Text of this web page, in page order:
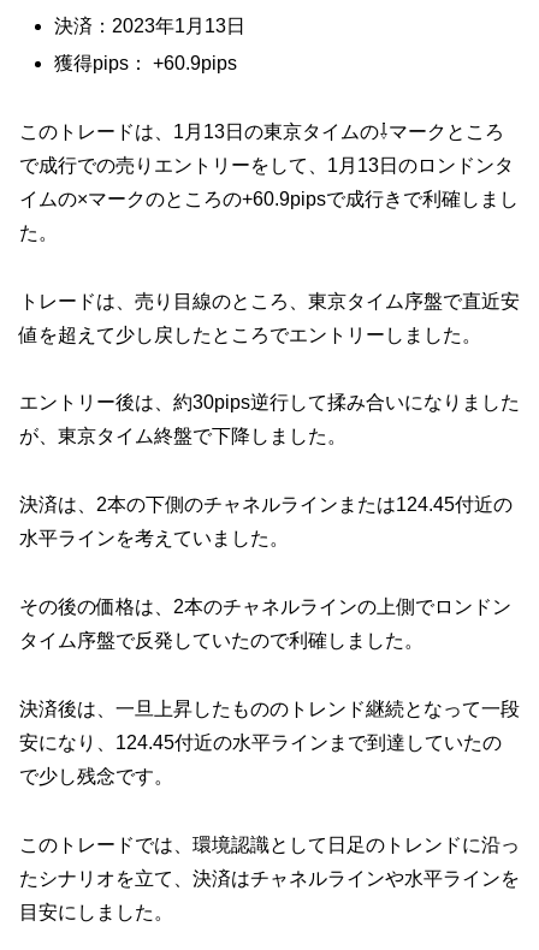
決済：2023年1月13日
獲得pips： +60.9pips
このトレードは、1月13日の東京タイムの⇩マークところ
で成行での売りエントリーをして、1月13日のロンドンタ
イムの×マークのところの+60.9pipsで成行きで利確しまし
た。
トレードは、売り目線のところ、東京タイム序盤で直近安
値を超えて少し戻したところでエントリーしました。
エントリー後は、約30pips逆行して揉み合いになりました
が、東京タイム終盤で下降しました。
決済は、2本の下側のチャネルラインまたは124.45付近の
水平ラインを考えていました。
その後の価格は、2本のチャネルラインの上側でロンドン
タイム序盤で反発していたので利確しました。
決済後は、一旦上昇したもののトレンド継続となって一段
安になり、124.45付近の水平ラインまで到達していたの
で少し残念です。
このトレードでは、環境認識として日足のトレンドに沿っ
たシナリオを立て、決済はチャネルラインや水平ラインを
目安にしました。